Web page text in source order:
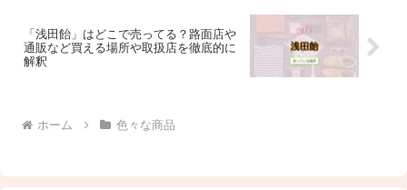
「浅田飴」はどこで売ってる？路面店や
通販など買える場所や取扱店を徹底的に
解釈
ホーム 色々な商品